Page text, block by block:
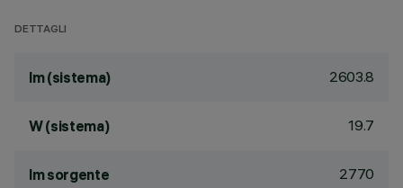
DETTAGLI
lm (sistema) 2603.8
W (sistema) 19.7
lm sorgente 2770